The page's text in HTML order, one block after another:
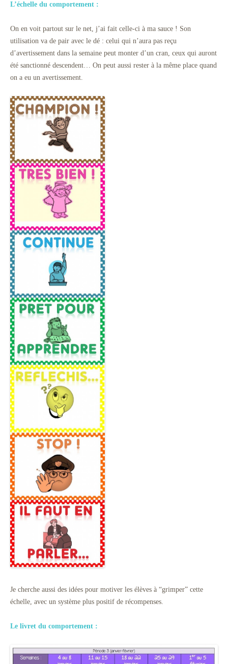
L’échelle du comportement :
On en voit partout sur le net, j’ai fait celle-ci à ma sauce ! Son
utilisation va de pair avec le dé : celui qui n’aura pas reçu
d’avertissement dans la semaine peut monter d’un cran, ceux qui auront
été sanctionné descendent… On peut aussi rester à la même place quand
on a eu un avertissement.
Je cherche aussi des idées pour motiver les élèves à “grimper” cette
échelle, avec un système plus positif de récompenses.
Le livret du comportement :